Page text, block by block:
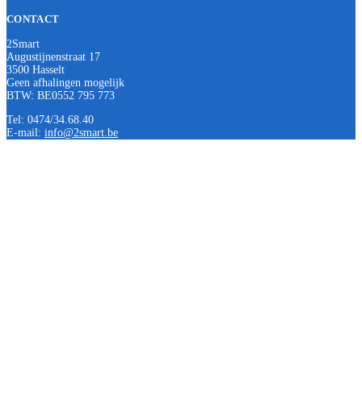
CONTACT
2Smart
Augustijnenstraat 17
3500 Hasselt
Geen afhalingen mogelijk
BTW: BE0552 795 773
Tel: 0474/34.68.40
E-mail: info@2smart.be